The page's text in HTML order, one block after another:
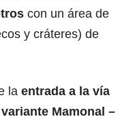
con un área de
y cráteres) de
la entrada a la vía
variante Mamonal –